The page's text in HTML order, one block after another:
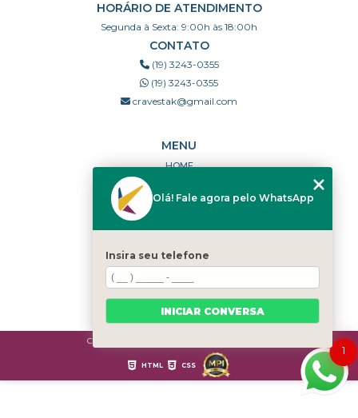
HORÁRIO DE ATENDIMENTO
Segunda à Sexta: 9:00h às 18:00h
CONTATO
(19) 3243-0355
(19) 3243-0355
cravestak@gmail.com
MENU
HOME
PORTFÓLIO
DÚVIDAS FREQUENTES
CATEGORIAS
MAPA DO SITE
Copyright © Cravestak. (Lei 9610 de 19/02/1998)
HTML CSS
1
Olá! Fale agora pelo WhatsApp
Insira seu telefone
INICIAR CONVERSA